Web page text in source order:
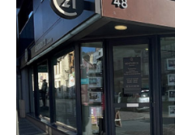
48 rue de
PONT